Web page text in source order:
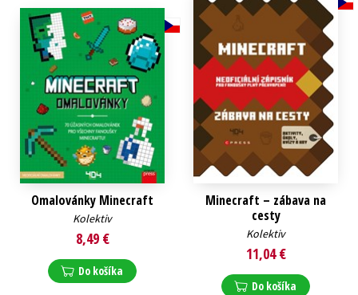
Omalovánky Minecraft
Kolektiv
8,49 €
Do košíka
Minecraft – zábava na
cesty
Kolektiv
11,04 €
Do košíka